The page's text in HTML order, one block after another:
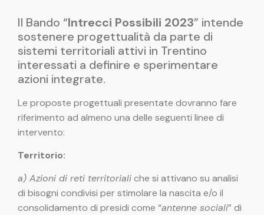
Il Bando “Intrecci Possibili 2023” intende
sostenere progettualità da parte di
sistemi territoriali attivi in Trentino
interessati a definire e sperimentare
azioni integrate.
Le proposte progettuali presentate dovranno fare
riferimento ad almeno una delle seguenti linee di
intervento:
Territorio:
a) Azioni di reti territorialiche si attivano su analisi
di bisogni condivisi per stimolare la nascita e/o il
consolidamento di presidi come “antenne sociali” di